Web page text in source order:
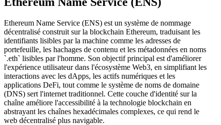
Ethereum Name Service (ENS) est un système de nommage
décentralisé construit sur la blockchain Ethereum, traduisant les
identifiants lisibles par la machine comme les adresses de
portefeuille, les hachages de contenu et les métadonnées en noms
`.eth` lisibles par l'homme. Son objectif principal est d'améliorer
l'expérience utilisateur dans l'écosystème Web3, en simplifiant les
interactions avec les dApps, les actifs numériques et les
applications DeFi, tout comme le système de noms de domaine
(DNS) sert l'internet traditionnel. Cette couche d'identité sur la
chaîne améliore l'accessibilité à la technologie blockchain en
abstrayant les chaînes hexadécimales complexes, ce qui rend le
web décentralisé plus navigable.